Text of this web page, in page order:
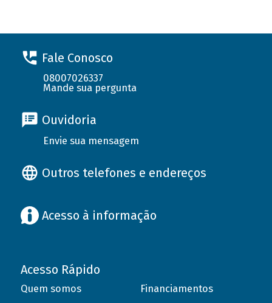
Fale Conosco
08007026337
Mande sua pergunta
Ouvidoria
Envie sua mensagem
Outros telefones e endereços
Acesso à informação
Acesso Rápido
Quem somos
Financiamentos